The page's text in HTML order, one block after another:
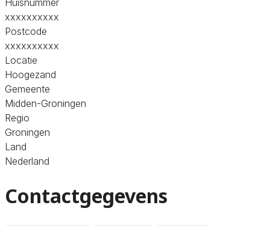
xxxxxxxxxx
Postcode
xxxxxxxxxx
Locatie
Hoogezand
Gemeente
Midden-Groningen
Regio
Groningen
Land
Nederland
Contactgegevens